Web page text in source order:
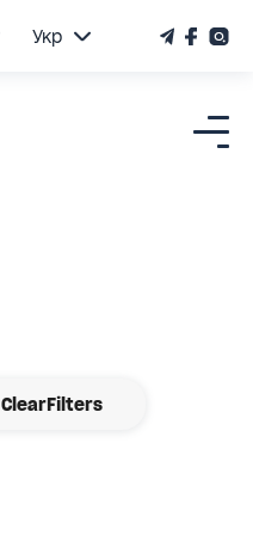
Укр
ClearFilters